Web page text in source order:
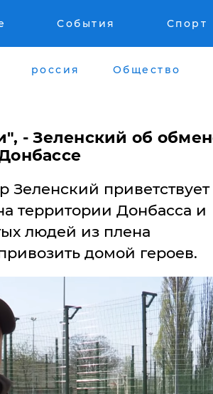
События Спорт
россия Общество
- Зеленский об
приветствует
территории Донбасса и
людей из плена
домой героев.